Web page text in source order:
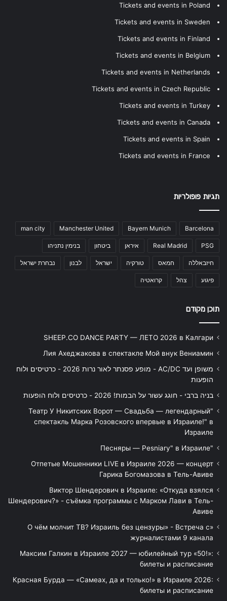
Tickets and events in Poland
Tickets and events in Sweden
Tickets and events in Finland
Tickets and events in Belgium
Tickets and events in Netherlands
Tickets and events in Czech Republic
Tickets and events in Turkey
Tickets and events in Canada
Tickets and events in Spain
Tickets and events in France
תגיות פופולריות
Barcelona
Bayern Munich
Manchester United
man city
PSG
Real Madrid איראן ביטחון בנימין נתניהו
חיזבאללה חמאס טורקיה ישראל לבנון נבחרת ישראל
פיגוע צהל קרואטיה
תוכן מקודם
SHEEP.CO DANCE PARTY — ЛЕТО 2026 в Калгари
Лия Ахеджакова в спектакле Мой внук Вениамин
משופן ועד AC/DC - מופע פסנתר לאור נרות 2026 - כרטיסים ולוח
הופעות
בניה ברבי - חוגג עשור על הבמות! 2026 - כרטיסים ולוח הופעות
"Театр У Никитских Ворот — Свадьба — легендарный
спектакль Марка Розовского впервые в Израиле!" в
Израиле
"Песняры — Pesniary" в Израиле
Отпетые Мошенники LIVE в Израиле 2026 — концерт
Гарика Богомазова в Тель-Авиве
Виктор Шендерович в Израиле: «Откуда взялся
Шендерович?» - съёмка программы с Марком Лави в Тель-
Авиве
«О чём молчит ТВ? Израиль без цензуры» - Встреча с
журналистами 9 канала
Максим Галкин в Израиле 2027 — юбилейный тур «50!»:
билеты и расписание
Красная Бурда — «Самеах, да и только!» в Израиле 2026:
билеты и расписание